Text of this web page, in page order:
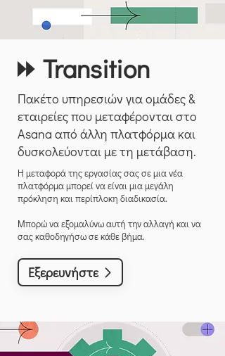
⏩ Transition
Πακέτο υπηρεσιών για ομάδες &
εταιρείες που μεταφέρονται στο
Asana από άλλη πλατφόρμα και
δυσκολεύονται με τη μετάβαση.
Η μεταφορά της εργασίας σας σε μια νέα
πλατφόρμα μπορεί να είναι μια μεγάλη
πρόκληση και περίπλοκη διαδικασία.
Μπορώ να εξομαλύνω αυτή την αλλαγή και να
σας καθοδηγήσω σε κάθε βήμα.
Εξερευνήστε